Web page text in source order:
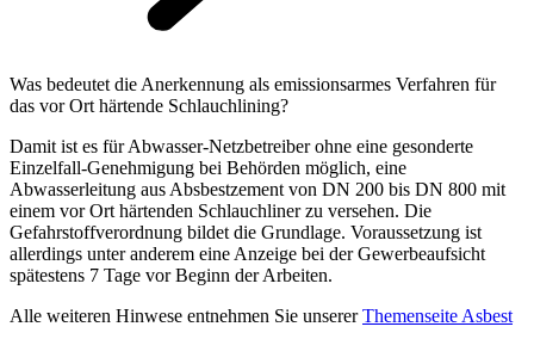
Was bedeutet die Anerkennung als emissionsarmes Verfahren für
das vor Ort härtende Schlauchlining?
Damit ist es für Abwasser-Netzbetreiber ohne eine gesonderte
Einzelfall-Genehmigung bei Behörden möglich, eine
Abwasserleitung aus Absbestzement von DN 200 bis DN 800 mit
einem vor Ort härtenden Schlauchliner zu versehen. Die
Gefahrstoffverordnung bildet die Grundlage. Voraussetzung ist
allerdings unter anderem eine Anzeige bei der Gewerbeaufsicht
spätestens 7 Tage vor Beginn der Arbeiten.
Alle weiteren Hinwese entnehmen Sie unsererThemenseite Asbest